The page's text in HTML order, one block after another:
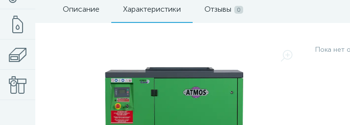
Описание Характеристики Отзывы 0
Пока нет